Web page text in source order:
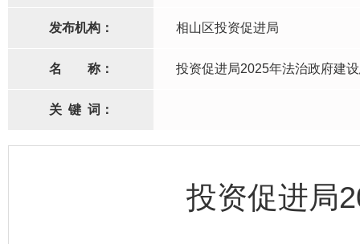
发布机构： 相山区投资促进局
名 称： 投资促进局2025年法治政府建
关 键 词：
投资促进局